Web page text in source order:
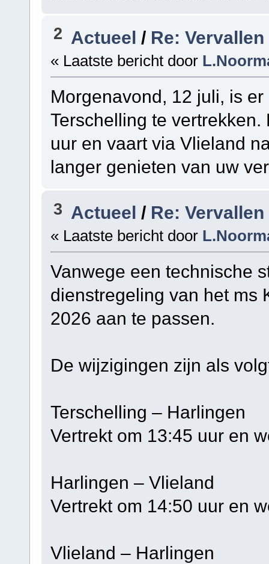
2 Actueel / Re:
« Laatste bericht door
Morgenavond, 12 juli, is
Terschelling te
uur en vaart via Vlieland
langer genieten van uw
3 Actueel / Re:
« Laatste bericht door
Vanwege een technische
dienstregeling van het ms
2026 aan te passen.
De wijzigingen zijn als
Terschelling –
Vertrekt om 13:45 uur en
Harlingen –
Vertrekt om 14:50 uur en
Vlieland –